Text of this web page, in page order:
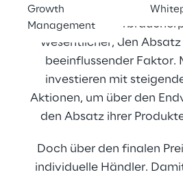
Growth
Management
Der
wesentlicher, den
beeinflussender Faktor.
investieren mit
Aktionen, um über den
den Absatz ihrer
Doch über den finalen
individuelle Händler.